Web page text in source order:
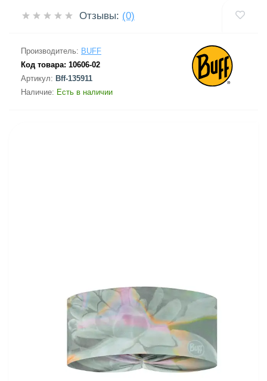
Отзывы: (0)
Производитель: BUFF
Код товара: 10606-02
Артикул: Bff-135911
Наличие: Есть в наличии